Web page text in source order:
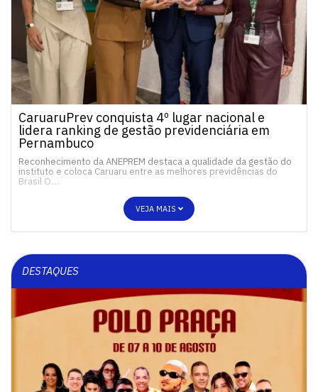
CaruaruPrev conquista 4º lugar nacional e
lidera ranking de gestão previdenciária em
Pernambuco
Reconhecimento da ANEPREM destaca a qualidade da gestão do
instituto e coloca Caruaru entre as melhores previdências do
Brasil O…
VEJA MAIS
DESTAQUES